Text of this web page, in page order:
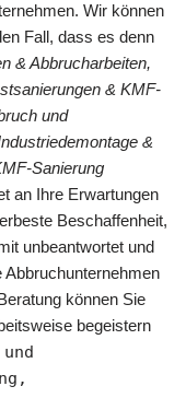
Wir können
Fall, dass es denn
& Abbrucharbeiten,
& KMF-
und
&
Sanierung
an Ihre Erwartungen
Beschaffenheit,
unbeantwortet und
Abbruchunternehmen
können Sie
begeistern